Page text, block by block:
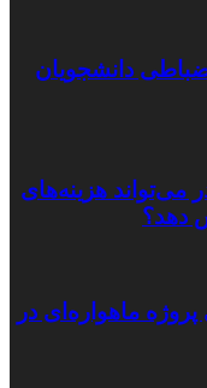
دانشجویان
می‌تواند هزینه‌های
دهد؟
پروژه ماهواره‌ای در